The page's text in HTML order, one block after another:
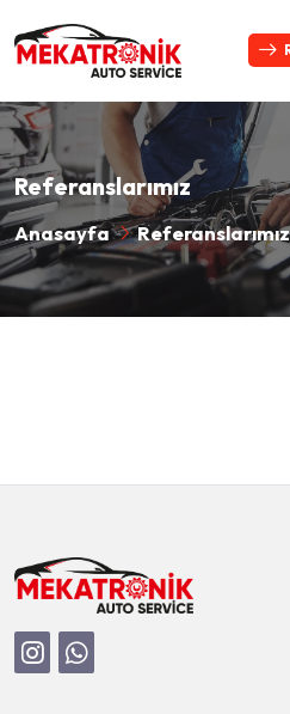
Referanslarımız
Anasayfa Referanslarımız